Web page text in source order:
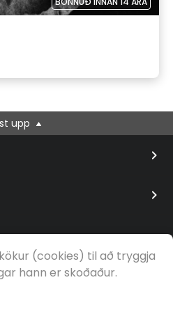
upp
Samfilm(cookies) til að tryggja
hann er skoðaður.